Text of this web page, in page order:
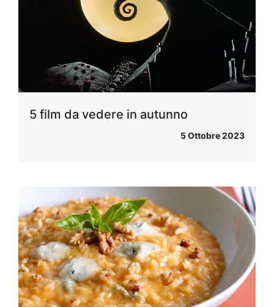
5 film da vedere in autunno
5 Ottobre 2023